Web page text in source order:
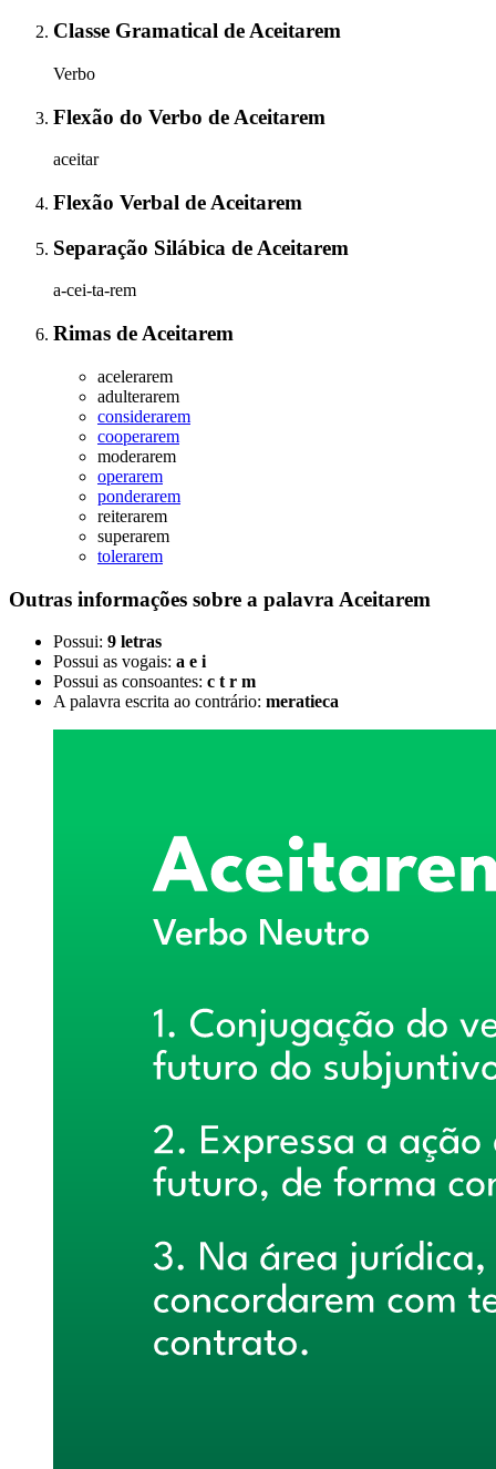
Classe Gramatical de Aceitarem
Verbo
Flexão do Verbo de Aceitarem
aceitar
Flexão Verbal de Aceitarem
Separação Silábica de Aceitarem
a-cei-ta-rem
Rimas de Aceitarem
acelerarem
adulterarem
considerarem
cooperarem
moderarem
operarem
ponderarem
reiterarem
superarem
tolerarem
Outras informações sobre a palavra Aceitarem
Possui: 9 letras
Possui as vogais: a e i
Possui as consoantes: c t r m
A palavra escrita ao contrário: meratieca